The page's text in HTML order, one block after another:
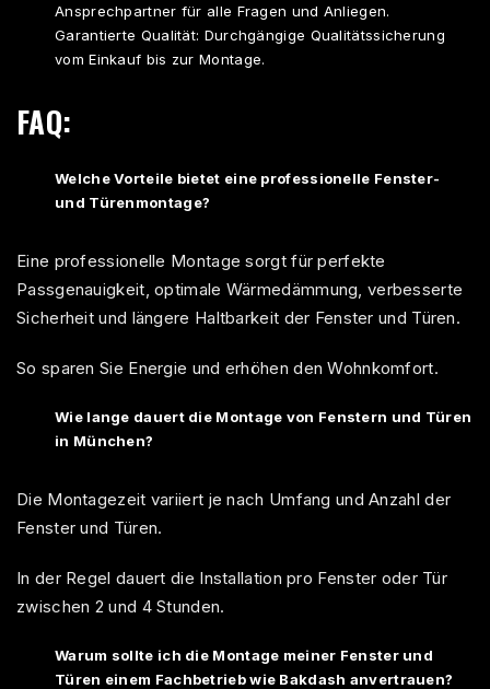
Ansprechpartner für alle Fragen und Anliegen.
Garantierte Qualität: Durchgängige Qualitätssicherung
vom Einkauf bis zur Montage.
FAQ:
Welche Vorteile bietet eine professionelle Fenster-
und Türenmontage?
Eine professionelle Montage sorgt für perfekte
Passgenauigkeit, optimale Wärmedämmung, verbesserte
Sicherheit und längere Haltbarkeit der Fenster und Türen.
So sparen Sie Energie und erhöhen den Wohnkomfort.
Wie lange dauert die Montage von Fenstern und Türen
in München?
Die Montagezeit variiert je nach Umfang und Anzahl der
Fenster und Türen.
In der Regel dauert die Installation pro Fenster oder Tür
zwischen 2 und 4 Stunden.
Warum sollte ich die Montage meiner Fenster und
Türen einem Fachbetrieb wie Bakdash anvertrauen?